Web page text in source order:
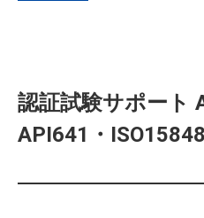
認証試験サポート
API641・